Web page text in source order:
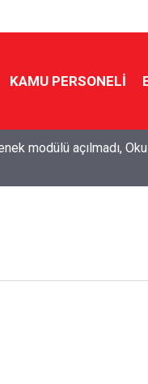
KAMU PERSONELİ
modülü açılmadı,